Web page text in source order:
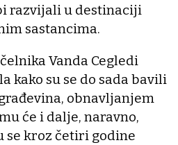
razvijali u destinaciji
sastancima.
Vanda Cegledi
kako su se do sada bavili
obnavljanjem
će i dalje, naravno,
kroz četiri godine